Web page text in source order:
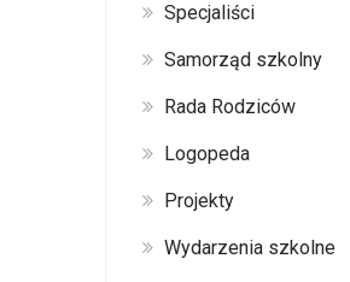
Specjaliści
Samorząd szkolny
Rada Rodziców
Logopeda
Projekty
Wydarzenia szkolne